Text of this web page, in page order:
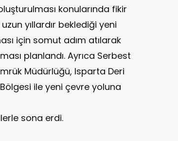
konularında fikir
yıllardır beklediği yeni
için somut adım atılarak
planlandı. Ayrıca Serbest
Müdürlüğü, Isparta Deri
ile yeni çevre yoluna
sona erdi.